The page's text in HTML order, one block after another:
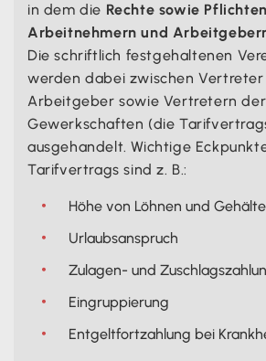
in dem die Rechte sowie
Arbeitnehmern und
Die schriftlich festgehaltenen
werden dabei zwischen
Arbeitgeber sowie Vertretern der
Gewerkschaften (die
ausgehandelt. Wichtige
Tarifvertrags sind z. B.:
Höhe von Löhnen und
Urlaubsanspruch
Zulagen- und
Eingruppierung
Entgeltfortzahlung bei